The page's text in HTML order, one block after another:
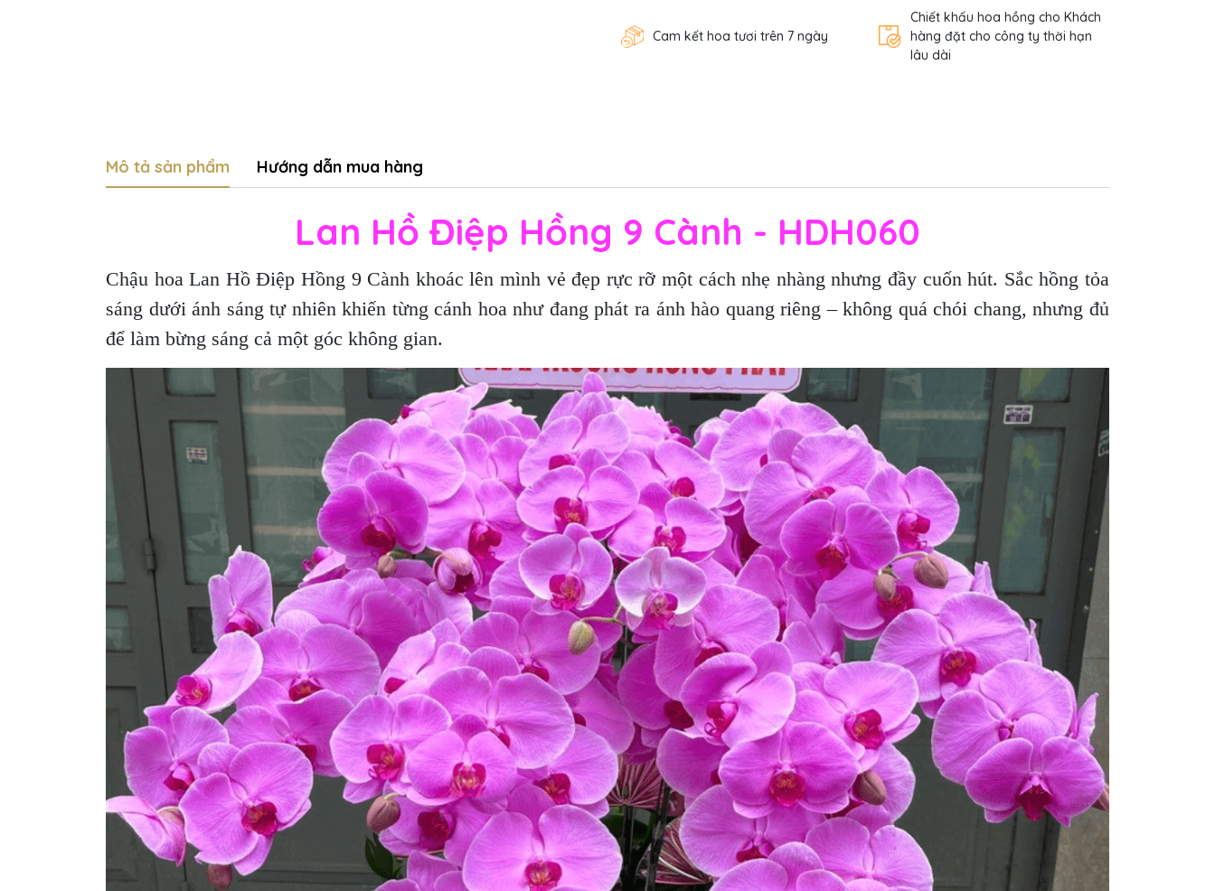
Cam kết hoa tươi trên 7 ngày
Chiết khấu hoa hồng cho Khách
hàng đặt cho công ty thời hạn
lâu dài
Mô tả sản phẩm Hướng dẫn mua hàng
Lan Hồ Điệp Hồng 9 Cành - HDH060
Chậu hoa Lan Hồ Điệp Hồng 9 Cành khoác lên mình vẻ đẹp rực rỡ một cách nhẹ nhàng nhưng đầy cuốn hút. Sắc hồng tỏa
sáng dưới ánh sáng tự nhiên khiến từng cánh hoa như đang phát ra ánh hào quang riêng – không quá chói chang, nhưng đủ
để làm bừng sáng cả một góc không gian.